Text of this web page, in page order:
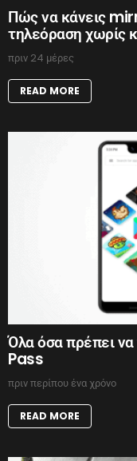
Πώς να κάνεις
τηλεόραση χωρίς
πριν 24 μέρες
READ MORE
Όλα όσα πρέπει
Pass
πριν περίπου ένα χρόνο
READ MORE